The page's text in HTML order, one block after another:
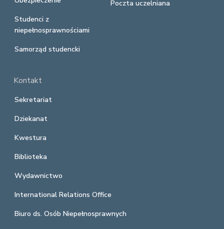
Studenci z
niepełnosprawnościami
Samorząd studencki
Poczta uczelniana
Kontakt
Sekretariat
Dziekanat
Kwestura
Biblioteka
Wydawnictwo
International Relations Office
Biuro ds. Osób Niepełnosprawnych